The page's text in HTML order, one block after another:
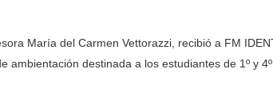
María del Carmen Vettorazzi, recibió a FM
ambientación destinada a los estudiantes de 1º y